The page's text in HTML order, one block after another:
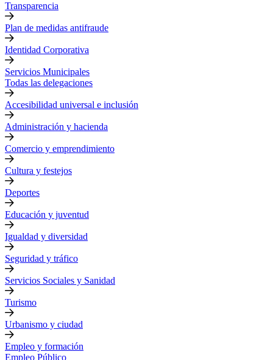
Transparencia
Plan de medidas antifraude
Identidad Corporativa
Servicios Municipales
Todas las delegaciones
Accesibilidad universal e inclusión
Administración y hacienda
Comercio y emprendimiento
Cultura y festejos
Deportes
Educación y juventud
Igualdad y diversidad
Seguridad y tráfico
Servicios Sociales y Sanidad
Turismo
Urbanismo y ciudad
Empleo y formación
Empleo Público